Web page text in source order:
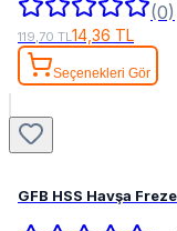
(0)
119,70 TL14,36 TL
Seçenekleri Gör
GFB HSS Havşa